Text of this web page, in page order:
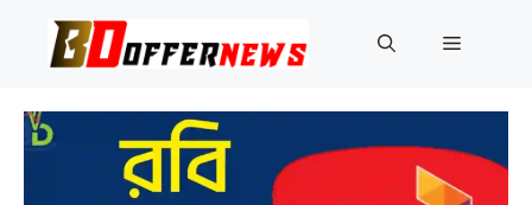
content
Menu